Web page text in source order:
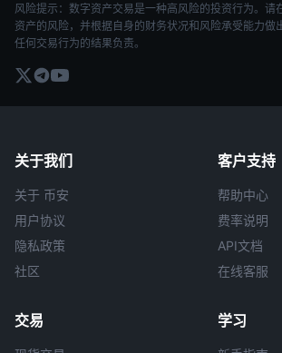
风险提示：数字资产交易是一种高风险的投资行为。请
资产的风险，并根据自身的财务状况和风险承受能力做
任何交易行为的结果负责。
关于我们
关于 币安
用户协议
隐私政策
社区
客户支持
帮助中心
费率说明
API文档
在线客服
交易 学习